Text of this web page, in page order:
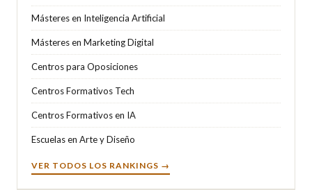
Másteres en Inteligencia Artificial
Másteres en Marketing Digital
Centros para Oposiciones
Centros Formativos Tech
Centros Formativos en IA
Escuelas en Arte y Diseño
VER TODOS LOS RANKINGS →